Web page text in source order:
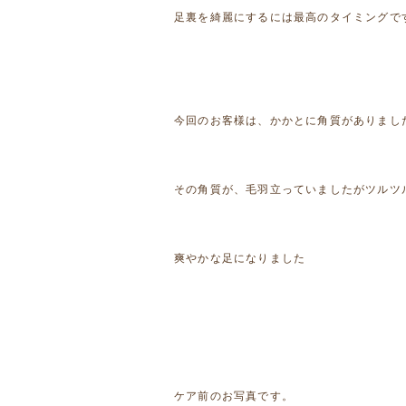
足裏を綺麗にするには最高のタイミングで
今回のお客様は、かかとに角質がありまし
その角質が、毛羽立っていましたがツルツ
爽やかな足になりました
ケア前のお写真です。